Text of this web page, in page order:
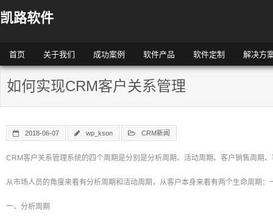
凯路软件
首页 关于我们 成功案例 软件产品 软件定制 解决方
如何实现CRM客户关系管理
2018-06-07 wp_kson CRM新闻
CRM客户关系管理系统的四个周期是分别是分析周期、活动周期、客户销售周期
从市场人员的角度来看有分析周期和活动周期，从客户本身来看有两个生命周期
一、分析周期